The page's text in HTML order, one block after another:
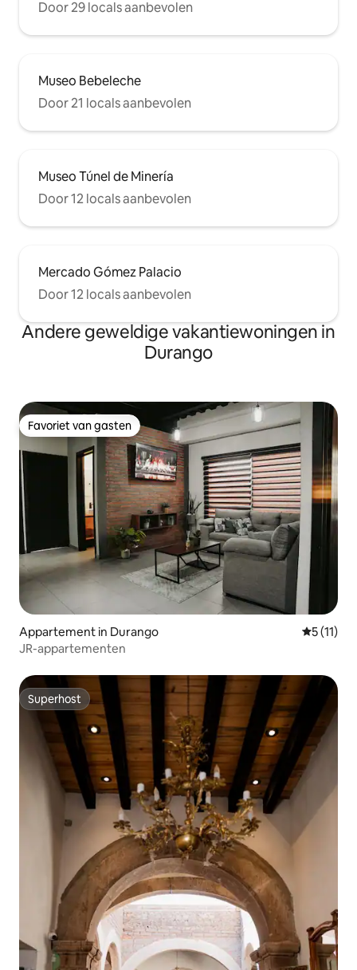
Door 29 locals aanbevolen
Museo Bebeleche
Door 21 locals aanbevolen
Museo Túnel de Minería
Door 12 locals aanbevolen
Mercado Gómez Palacio
Door 12 locals aanbevolen
Andere geweldige vakantiewoningen in
Durango
Favoriet van gasten
Favoriet van gasten
Appartement in Durango
5 (11)
JR-appartementen
Superhost
Superhost